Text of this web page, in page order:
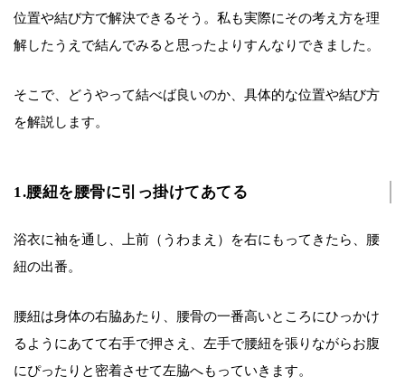
位置や結び方で解決できるそう。私も実際にその考え方を理
解したうえで結んでみると思ったよりすんなりできました。
そこで、どうやって結べば良いのか、具体的な位置や結び方
を解説します。
1.腰紐を腰骨に引っ掛けてあてる
浴衣に袖を通し、上前（うわまえ）を右にもってきたら、腰
紐の出番。
腰紐は身体の右脇あたり、腰骨の一番高いところにひっかけ
るようにあてて右手で押さえ、左手で腰紐を張りながらお腹
にぴったりと密着させて左脇へもっていきます。